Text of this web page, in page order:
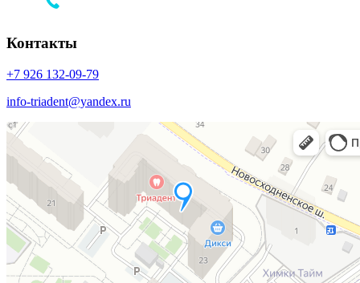
Контакты
+7 926 132‑09‑79‬
info-triadent@yandex.ru